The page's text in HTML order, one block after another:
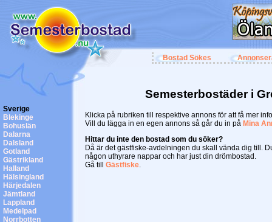
Bostad Sökes
Sverige
Blekinge
Bohuslän
Dalarna
Dalsland
Gotland
Gästrikland
Halland
Hälsingland
Härjedalen
Jämtland
Lappland
Medelpad
Norrbotten
Semesterbostäder i
Klicka på rubriken till respektive annons för att få mer
Vill du lägga in en egen annons så går du in på Mina
Hittar du inte den bostad som du söker?
Då är det gästfiske-avdelningen du skall vända dig till.
någon uthyrare nappar och har just din drömbostad.
Gå till Gästfiske.